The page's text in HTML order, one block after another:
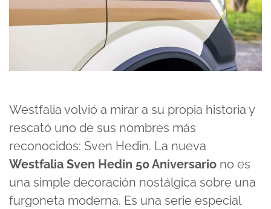
Westfalia volvió a mirar a su propia historia y
rescató uno de sus nombres más
reconocidos: Sven Hedin. La nueva
Westfalia Sven Hedin 50 Aniversario no es
una simple decoración nostálgica sobre una
furgoneta moderna. Es una serie especial